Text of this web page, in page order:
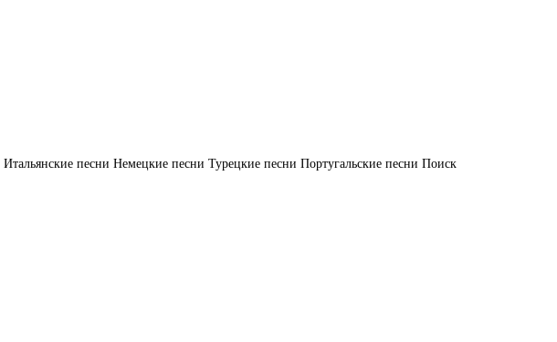
Итальянские песни Немецкие песни Турецкие песни Португальские песни Поиск